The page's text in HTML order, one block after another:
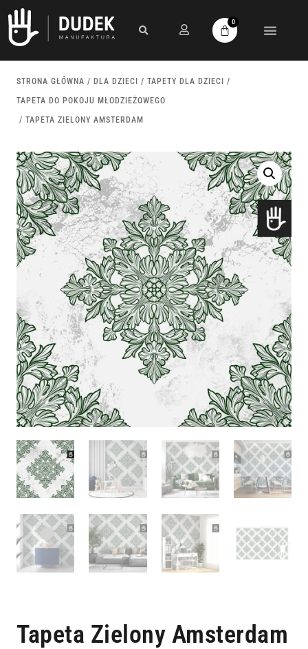
0
STRONA GŁÓWNA / DLA DZIECI / TAPETY DLA DZIECI
/
TAPETA DO POKOJU MŁODZIEŻOWEGO
/ TAPETA ZIELONY AMSTERDAM
Tapeta Zielony Amsterdam